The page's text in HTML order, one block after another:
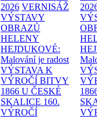
2026 VERNISÁŽ
VÝSTAVY
OBRAZŮ
HELENY
HEJDUKOVÉ:
Malování je radost
VÝSTAVA K
VÝROČÍ BITVY
1866 U ČESKÉ
SKALICE 160.
VÝROČÍ